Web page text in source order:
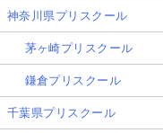
神奈川県プリスクール
茅ヶ崎プリスクール
鎌倉プリスクール
千葉県プリスクール